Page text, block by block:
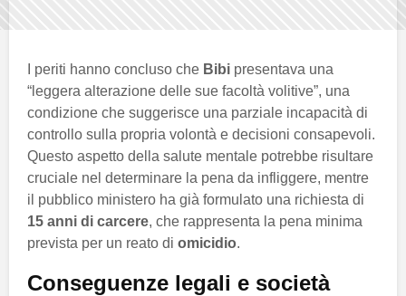
I periti hanno concluso che Bibi presentava una
“leggera alterazione delle sue facoltà volitive”, una
condizione che suggerisce una parziale incapacità di
controllo sulla propria volontà e decisioni consapevoli.
Questo aspetto della salute mentale potrebbe risultare
cruciale nel determinare la pena da infliggere, mentre
il pubblico ministero ha già formulato una richiesta di
15 anni di carcere, che rappresenta la pena minima
prevista per un reato di omicidio.
Conseguenze legali e società